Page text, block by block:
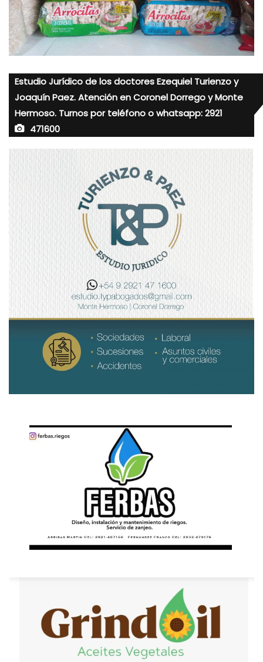
Estudio Jurídico de los doctores Ezequiel Turienzo y
Joaquín Paez. Atención en Coronel Dorrego y Monte
Hermoso. Turnos por teléfono o whatsapp: 2921
471600